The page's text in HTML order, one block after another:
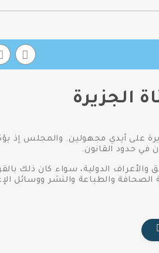
الجزيرة
على أيدي مجهولين. والمجلس إذ
في حدود القانون.
الدولية، سواء كان ذلك
والطباعة والنشر ووسائل